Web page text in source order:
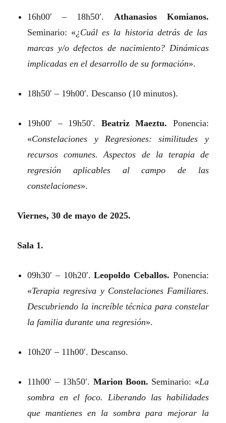
16h00′ – 18h50′. Athanasios Komianos.
Seminario: «¿Cuál es la historia detrás de las
marcas y/o defectos de nacimiento? Dinámicas
implicadas en el desarrollo de su formación».
18h50′ – 19h00′. Descanso (10 minutos).
19h00′ – 19h50′. Beatriz Maeztu. Ponencia:
«Constelaciones y Regresiones: similitudes y
recursos comunes. Aspectos de la terapia de
regresión aplicables al campo de las
constelaciones».
Viernes, 30 de mayo de 2025.
Sala 1.
09h30′ – 10h20′.Leopoldo Ceballos. Ponencia:
«Terapia regresiva y Constelaciones Familiares.
Descubriendo la increíble técnica para constelar
la familia durante una regresión».
10h20′ – 11h00′. Descanso.
11h00′ – 13h50′. Marion Boon. Seminario: «La
sombra en el foco. Liberando las habilidades
que mantienes en la sombra para mejorar la